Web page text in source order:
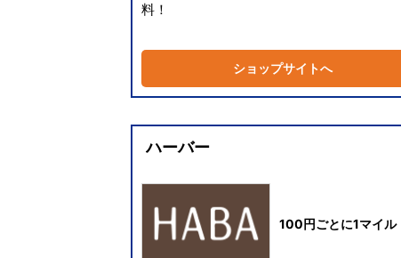
料！
ショップサイトへ
ハーバー
100円ごとに1マイル